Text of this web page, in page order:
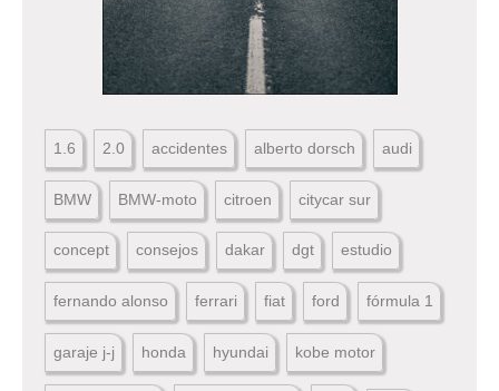
1.6 2.0 accidentes alberto dorsch audi
BMW BMW-moto citroen citycar sur
concept consejos dakar dgt estudio
fernando alonso ferrari fiat ford fórmula 1
garaje j-j honda hyundai kobe motor